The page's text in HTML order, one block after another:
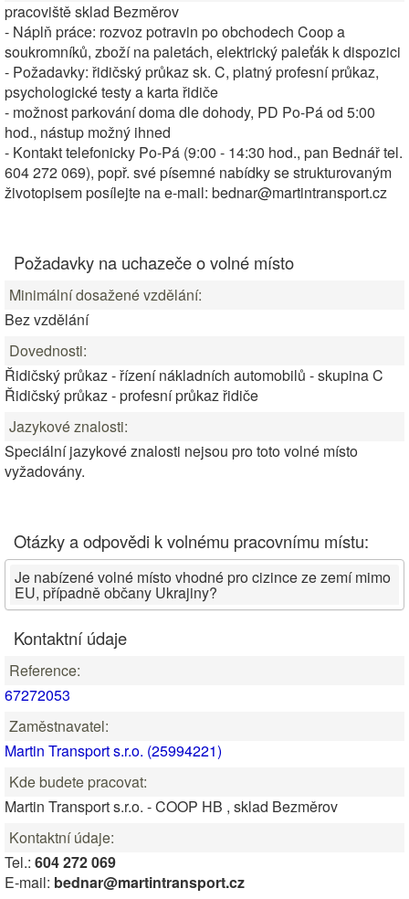
pracoviště sklad Bezměrov
- Náplň práce: rozvoz potravin po obchodech Coop a
soukromníků, zboží na paletách, elektrický paleťák k dispozici
- Požadavky: řidičský průkaz sk. C, platný profesní průkaz,
psychologické testy a karta řidiče
- možnost parkování doma dle dohody, PD Po-Pá od 5:00
hod., nástup možný ihned
- Kontakt telefonicky Po-Pá (9:00 - 14:30 hod., pan Bednář tel.
604 272 069), popř. své písemné nabídky se strukturovaným
životopisem posílejte na e-mail: bednar@martintransport.cz
Požadavky na uchazeče o volné místo
Minimální dosažené vzdělání:
Bez vzdělání
Dovednosti:
Řidičský průkaz - řízení nákladních automobilů - skupina C
Řidičský průkaz - profesní průkaz řidiče
Jazykové znalosti:
Speciální jazykové znalosti nejsou pro toto volné místo
vyžadovány.
Otázky a odpovědi k volnému pracovnímu místu:
Je nabízené volné místo vhodné pro cizince ze zemí mimo
EU, případně občany Ukrajiny?
Kontaktní údaje
Reference:
67272053
Zaměstnavatel:
Martin Transport s.r.o. (25994221)
Kde budete pracovat:
Martin Transport s.r.o. - COOP HB , sklad Bezměrov
Kontaktní údaje:
Tel.: 604 272 069
E-mail: bednar@martintransport.cz